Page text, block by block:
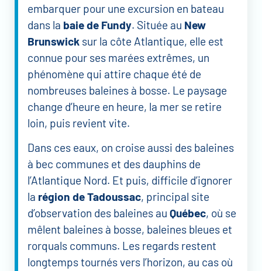
embarquer pour une excursion en bateau
dans la baie de Fundy. Située au New
Brunswick sur la côte Atlantique, elle est
connue pour ses marées extrêmes, un
phénomène qui attire chaque été de
nombreuses baleines à bosse. Le paysage
change d’heure en heure, la mer se retire
loin, puis revient vite.
Dans ces eaux, on croise aussi des baleines
à bec communes et des dauphins de
l’Atlantique Nord. Et puis, difficile d’ignorer
la région de Tadoussac, principal site
d’observation des baleines au Québec, où se
mêlent baleines à bosse, baleines bleues et
rorquals communs. Les regards restent
longtemps tournés vers l’horizon, au cas où